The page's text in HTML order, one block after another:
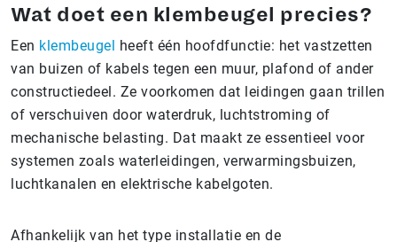
Wat doet een klembeugel precies?
Een klembeugel heeft één hoofdfunctie: het vastzetten
van buizen of kabels tegen een muur, plafond of ander
constructiedeel. Ze voorkomen dat leidingen gaan trillen
of verschuiven door waterdruk, luchtstroming of
mechanische belasting. Dat maakt ze essentieel voor
systemen zoals waterleidingen, verwarmingsbuizen,
luchtkanalen en elektrische kabelgoten.
Afhankelijk van het type installatie en de